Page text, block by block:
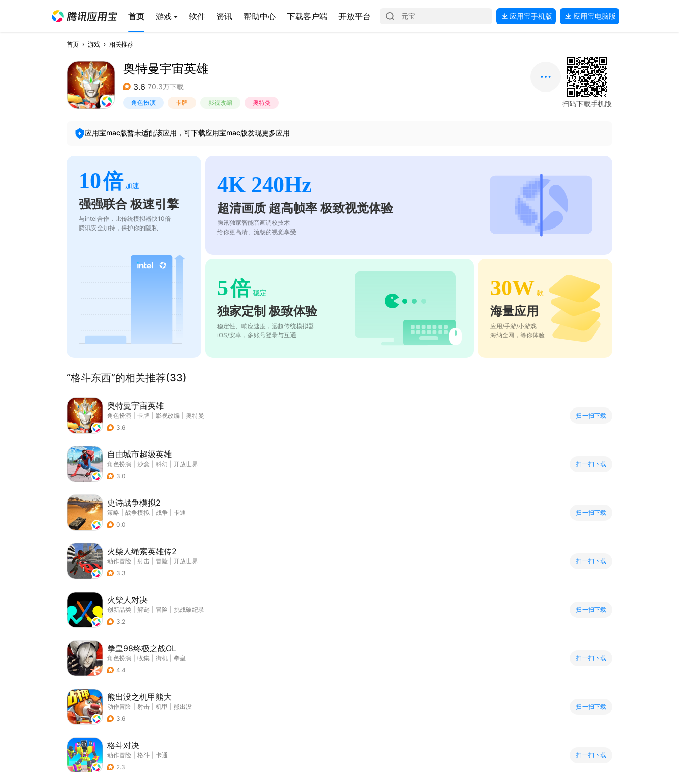
首页 游戏 软件 资讯 帮助中心 下载客户端 开放平台 应用宝手机版 应用宝电脑版
首页 游戏 相关推荐
奥特曼宇宙英雄
3.6 70.3万下载
角色扮演 卡牌 影视改编 奥特曼 扫码下载手机版
应用宝mac版暂未适配该应用，可下载应用宝mac版发现更多应用
10倍 加速
强强联合 极速引擎
与intel合作，比传统模拟器快10倍
腾讯安全加持，保护你的隐私
4K 240Hz
超清画质 超高帧率 极致视觉体验
腾讯独家智能音画调校技术
给你更高清、流畅的视觉享受
5倍 稳定
独家定制 极致体验
稳定性、响应速度，远超传统模拟器
iOS/安卓，多账号登录与互通
30W 款
海量应用
应用/手游/小游戏
海纳全网，等你体验
“格斗东西”的相关推荐(33)
奥特曼宇宙英雄
角色扮演 卡牌 影视改编
奥特曼
3.6
扫一扫下载
自由城市超级英雄
角色扮演 沙盒 科幻
开放世界
3.0
扫一扫下载
史诗战争模拟2
策略 战争模拟 战争
卡通
0.0
扫一扫下载
火柴人绳索英雄传2
动作冒险 射击 冒险
开放世界
3.3
扫一扫下载
火柴人对决
创新品类 解谜 冒险
挑战破纪录
3.2
扫一扫下载
拳皇98终极之战OL
角色扮演 收集 街机
拳皇
4.4
扫一扫下载
熊出没之机甲熊大
动作冒险 射击 机甲
熊出没
3.6
扫一扫下载
格斗对决
动作冒险 格斗
卡通
2.3
扫一扫下载